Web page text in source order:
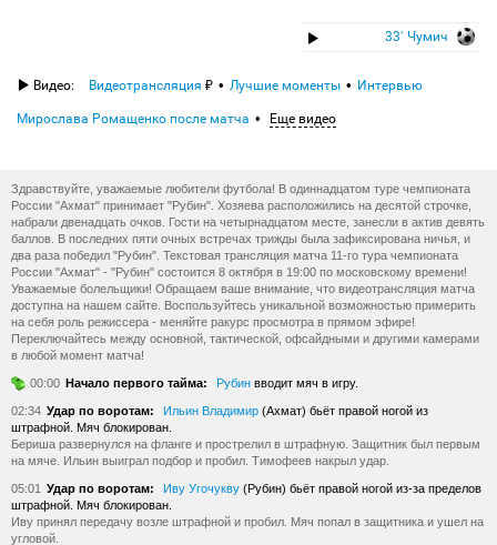
33′ Чумич
Видео: Видеотрансляция Лучшие моменты Интервью
Мирослава Ромащенко после матча Еще видео
Здравствуйте, уважаемые любители футбола! В одиннадцатом туре чемпионата
России "Ахмат" принимает "Рубин". Хозяева расположились на десятой строчке,
набрали двенадцать очков. Гости на четырнадцатом месте, занесли в актив девять
баллов. В последних пяти очных встречах трижды была зафиксирована ничья, и
два раза победил "Рубин". Текстовая трансляция матча 11-го тура чемпионата
России "Ахмат" - "Рубин" состоится 8 октября в 19:00 по московскому времени!
Уважаемые болельщики! Обращаем ваше внимание, что видеотрансляция матча
доступна на нашем сайте. Воспользуйтесь уникальной возможностью примерить
на себя роль режиссера - меняйте ракурс просмотра в прямом эфире!
Переключайтесь между основной, тактической, офсайдными и другими камерами
в любой момент матча!
00:00 Начало первого тайма: Рубин вводит мяч в игру.
02:34 Удар по воротам: Ильин Владимир (Ахмат) бьёт правой ногой из
штрафной. Мяч блокирован.
Бериша развернулся на фланге и прострелил в штрафную. Защитник был первым
на мяче. Ильин выиграл подбор и пробил. Тимофеев накрыл удар.
05:01 Удар по воротам: Иву Угочукву (Рубин) бьёт правой ногой из-за пределов
штрафной. Мяч блокирован.
Иву принял передачу возле штрафной и пробил. Мяч попал в защитника и ушел на
угловой.